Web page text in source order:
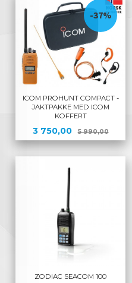
ICOM PROHUNT COMPACT -
JAKTPAKKE MED ICOM
KOFFERT
Tilbud
3 750,00 5 990,00Rabatt
-37%
ZODIAC SEACOM 100